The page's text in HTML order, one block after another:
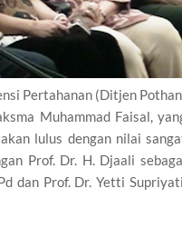
Pertahanan (Ditjen
Muhammad Faisal,
lulus dengan nilai
Prof. Dr. H. Djaali
dan Prof. Dr. Yetti